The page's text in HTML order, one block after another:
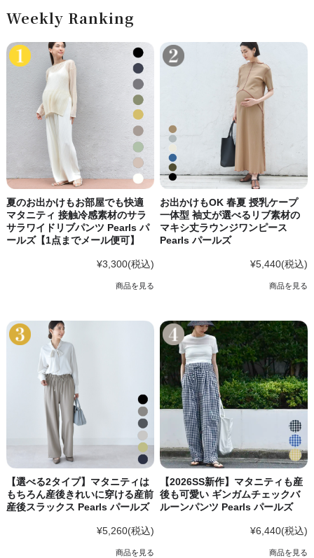
Weekly Ranking
夏のお出かけもお部屋でも快適
マタニティ 接触冷感素材のサラ
サラワイドリブパンツ Pearls パ
ールズ【1点までメール便可】
¥3,300(税込)
商品を見る
お出かけもOK 春夏 授乳ケープ
一体型 袖丈が選べるリブ素材の
マキシ丈ラウンジワンピース
Pearls パールズ
¥5,440(税込)
商品を見る
【選べる2タイプ】マタニティは
もちろん産後きれいに穿ける産前
産後スラックス Pearls パールズ
¥5,260(税込)
商品を見る
【2026SS新作】マタニティも産
後も可愛い ギンガムチェックバ
ルーンパンツ Pearls パールズ
¥6,440(税込)
商品を見る